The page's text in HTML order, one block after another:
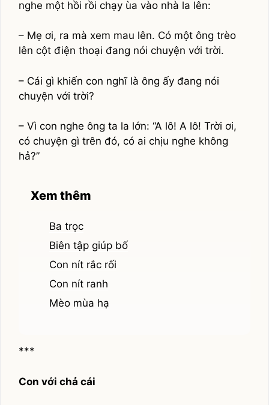
nghe một hồi rồi chạy ùa vào nhà la lên:
– Mẹ ơi, ra mà xem mau lên. Có một ông trèo
lên cột điện thoại đang nói chuyện với trời.
– Cái gì khiến con nghĩ là ông ấy đang nói
chuyện với trời?
– Vì con nghe ông ta la lớn: “A lô! A lô! Trời ơi,
có chuyện gì trên đó, có ai chịu nghe không
hả?”
Xem thêm
Ba trọc
Biên tập giúp bố
Con nít rắc rối
Con nít ranh
Mèo mùa hạ
***
Con với chả cái